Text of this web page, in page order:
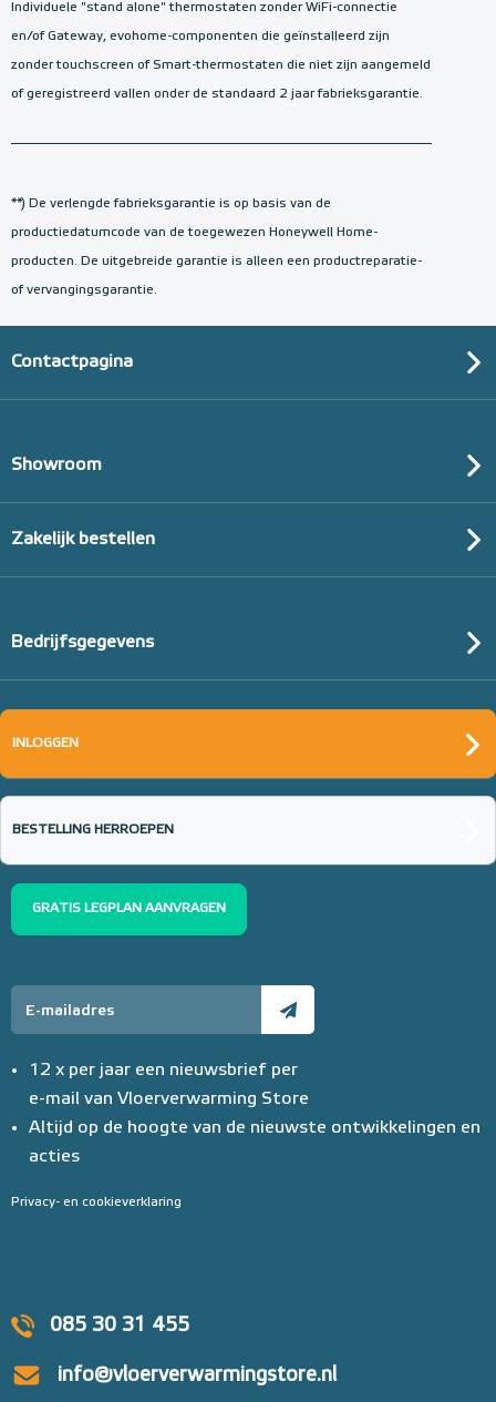
Individuele "stand alone" thermostaten zonder WiFi-connectie
en/of Gateway, evohome-componenten die geïnstalleerd zijn
zonder touchscreen of Smart-thermostaten die niet zijn aangemeld
of geregistreerd vallen onder de standaard 2 jaar fabrieksgarantie.
**) De verlengde fabrieksgarantie is op basis van de
productiedatumcode van de toegewezen Honeywell Home-
producten. De uitgebreide garantie is alleen een productreparatie-
of vervangingsgarantie.
085 30 31 455
info@vloerverwarmingstore.nl
Contactpagina
Showroom
Zakelijk bestellen
Bedrijfsgegevens
INLOGGEN
BESTELLING HERROEPEN
GRATIS LEGPLAN AANVRAGEN
12 x per jaar een nieuwsbrief per
e-mail van Vloerverwarming Store
Altijd op de hoogte van de nieuwste ontwikkelingen en
acties
Privacy- en cookieverklaring